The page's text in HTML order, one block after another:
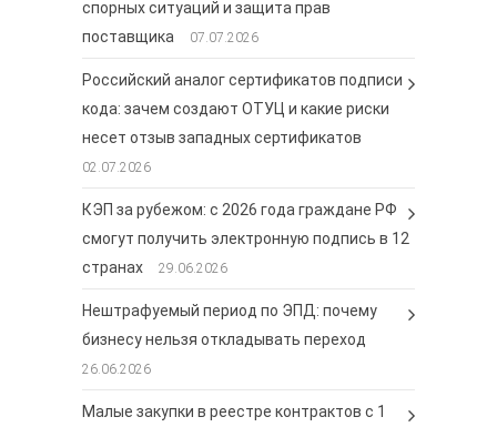
спорных ситуаций и защита прав
поставщика
07.07.2026
Российский аналог сертификатов подписи
кода: зачем создают ОТУЦ и какие риски
несет отзыв западных сертификатов
02.07.2026
КЭП за рубежом: с 2026 года граждане РФ
смогут получить электронную подпись в 12
странах
29.06.2026
Нештрафуемый период по ЭПД: почему
бизнесу нельзя откладывать переход
26.06.2026
Малые закупки в реестре контрактов с 1